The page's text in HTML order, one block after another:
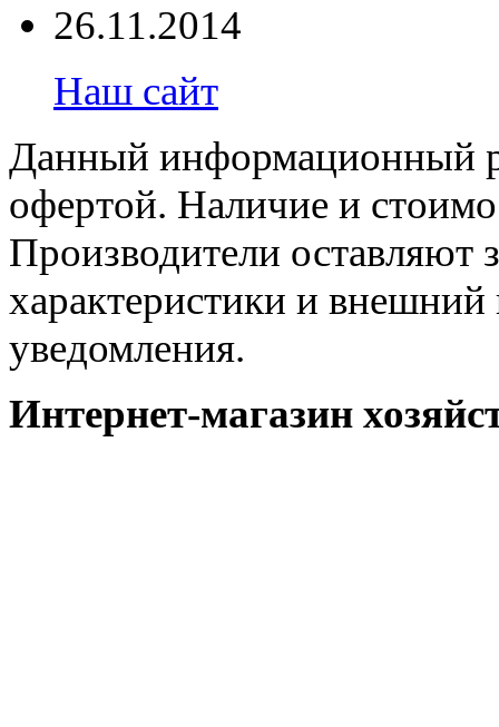
26.11.2014
Наш сайт
Данный информационный
офертой. Наличие и
Производители оставляют
характеристики и внешний
уведомления.
Интернет-магазин